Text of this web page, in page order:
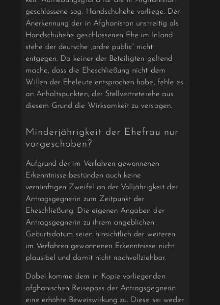
geschlossene sog. Handschuhehe vorliege. Der
Anerkennung der in Afghanistan unstreitig als
Handschuhehe geschlossenen Ehe im Inland
stehe der deutsche „ordre public“ nicht
entgegen. Da keiner der Beteiligten geltend
mache, dass die Eheschließung nicht dem
Willen der Eheleute entsprochen habe, fehle es
an Anhaltspunkten, der Stellvertreterehe aus
diesem Grund die Wirksamkeit zu versagen.
Minderjährigkeit der Ehefrau nur
vorgeschoben?
Aufgrund der im Verfahren gewonnenen
Erkenntnisse bestünden auch keine
vernünftigen Zweifel an der Volljährigkeit der
Antragsgegnerin zum Zeitpunkt der
Eheschließung. Die eigenen Angaben der
Antragsgegnerin zu ihrem angeblichen
Geburtsdatum seien hinsichtlich der weiteren
im Verfahren gewonnenen Erkenntnisse nicht
plausibel und damit nicht nachvollziehbar.
Dabei komme dem in Kopie vorliegenden
afghanischen Reisepass der Antragsgegnerin
eine erhöhte Beweiswirkung zu. Diese sei weder